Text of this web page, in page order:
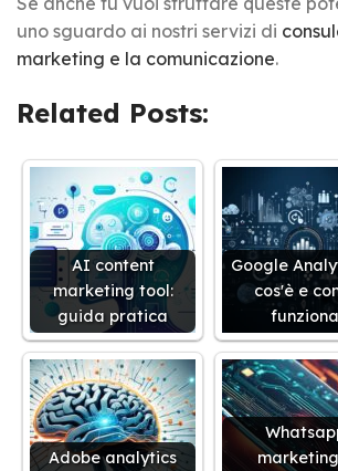
uno sguardo ai nostri servizi di
marketing e la comunicazione.
Related Posts:
AI content
marketing tool:
guida pratica
Google
cos'è e
funziona
Adobe analytics